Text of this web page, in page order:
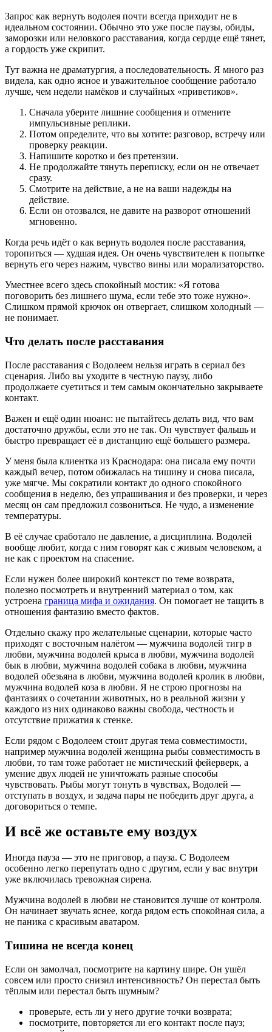
Запрос как вернуть водолея почти всегда приходит не в
идеальном состоянии. Обычно это уже после паузы, обиды,
заморозки или неловкого расставания, когда сердце ещё тянет,
а гордость уже скрипит.
Тут важна не драматургия, а последовательность. Я много раз
видела, как одно ясное и уважительное сообщение работало
лучше, чем недели намёков и случайных «приветиков».
Сначала уберите лишние сообщения и отмените
импульсивные реплики.
Потом определите, что вы хотите: разговор, встречу или
проверку реакции.
Напишите коротко и без претензии.
Не продолжайте тянуть переписку, если он не отвечает
сразу.
Смотрите на действие, а не на ваши надежды на
действие.
Если он отозвался, не давите на разворот отношений
мгновенно.
Когда речь идёт о как вернуть водолея после расставания,
торопиться — худшая идея. Он очень чувствителен к попытке
вернуть его через нажим, чувство вины или морализаторство.
Уместнее всего здесь спокойный мостик: «Я готова
поговорить без лишнего шума, если тебе это тоже нужно».
Слишком прямой крючок он отвергает, слишком холодный —
не понимает.
Что делать после расставания
После расставания с Водолеем нельзя играть в сериал без
сценария. Либо вы уходите в честную паузу, либо
продолжаете суетиться и тем самым окончательно закрываете
контакт.
Важен и ещё один нюанс: не пытайтесь делать вид, что вам
достаточно дружбы, если это не так. Он чувствует фальшь и
быстро превращает её в дистанцию ещё большего размера.
У меня была клиентка из Краснодара: она писала ему почти
каждый вечер, потом обижалась на тишину и снова писала,
уже мягче. Мы сократили контакт до одного спокойного
сообщения в неделю, без упрашивания и без проверки, и через
месяц он сам предложил созвониться. Не чудо, а изменение
температуры.
В её случае сработало не давление, а дисциплина. Водолей
вообще любит, когда с ним говорят как с живым человеком, а
не как с проектом на спасение.
Если нужен более широкий контекст по теме возврата,
полезно посмотреть и внутренний материал о том, как
устроена граница мифа и ожидания. Он помогает не тащить в
отношения фантазию вместо фактов.
Отдельно скажу про желательные сценарии, которые часто
приходят с восточным налётом — мужчина водолей тигр в
любви, мужчина водолей крыса в любви, мужчина водолей
бык в любви, мужчина водолей собака в любви, мужчина
водолей обезьяна в любви, мужчина водолей кролик в любви,
мужчина водолей коза в любви. Я не строю прогнозы на
фантазиях о сочетании животных, но в реальной жизни у
каждого из них одинаково важны свобода, честность и
отсутствие прижатия к стенке.
Если рядом с Водолеем стоит другая тема совместимости,
например мужчина водолей женщина рыбы совместимость в
любви, то там тоже работает не мистический фейерверк, а
умение двух людей не уничтожать разные способы
чувствовать. Рыбы могут тонуть в чувствах, Водолей —
отступать в воздух, и задача пары не победить друг друга, а
договориться о темпе.
И всё же оставьте ему воздух
Иногда пауза — это не приговор, а пауза. С Водолеем
особенно легко перепутать одно с другим, если у вас внутри
уже включилась тревожная сирена.
Мужчина водолей в любви не становится лучше от контроля.
Он начинает звучать яснее, когда рядом есть спокойная сила, а
не паника с красивым аватаром.
Тишина не всегда конец
Если он замолчал, посмотрите на картину шире. Он ушёл
совсем или просто снизил интенсивность? Он перестал быть
тёплым или перестал быть шумным?
проверьте, есть ли у него другие точки возврата;
посмотрите, повторяется ли его контакт после пауз;